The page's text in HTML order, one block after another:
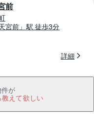
前
宮前」駅 徒歩3分
詳細
件が
えて欲しい